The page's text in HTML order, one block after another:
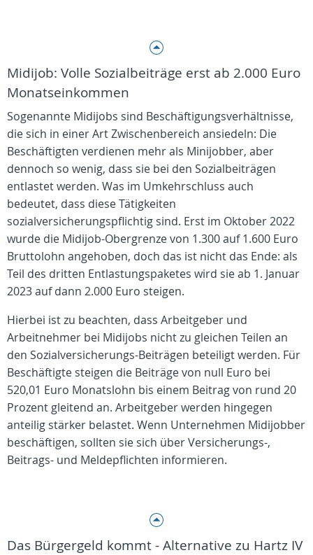
Midijob: Volle Sozialbeiträge erst ab 2.000 Euro
Monatseinkommen
Sogenannte Midijobs sind Beschäftigungsverhältnisse,
die sich in einer Art Zwischenbereich ansiedeln: Die
Beschäftigten verdienen mehr als Minijobber, aber
dennoch so wenig, dass sie bei den Sozialbeiträgen
entlastet werden. Was im Umkehrschluss auch
bedeutet, dass diese Tätigkeiten
sozialversicherungspflichtig sind. Erst im Oktober 2022
wurde die Midijob-Obergrenze von 1.300 auf 1.600 Euro
Bruttolohn angehoben, doch das ist nicht das Ende: als
Teil des dritten Entlastungspaketes wird sie ab 1. Januar
2023 auf dann 2.000 Euro steigen.
Hierbei ist zu beachten, dass Arbeitgeber und
Arbeitnehmer bei Midijobs nicht zu gleichen Teilen an
den Sozialversicherungs-Beiträgen beteiligt werden. Für
Beschäftigte steigen die Beiträge von null Euro bei
520,01 Euro Monatslohn bis einem Beitrag von rund 20
Prozent gleitend an. Arbeitgeber werden hingegen
anteilig stärker belastet. Wenn Unternehmen Midijobber
beschäftigen, sollten sie sich über Versicherungs-,
Beitrags- und Meldepflichten informieren.
Das Bürgergeld kommt - Alternative zu Hartz IV